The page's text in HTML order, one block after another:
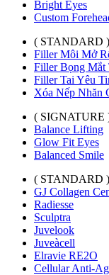
Bright Eyes
Custom
( STANDARD )
Filler Môi Mở
Filler Bọng Mắt
Filler Tai Yêu
Xóa Nếp Nhăn
( SIGNATURE
Balance Lifting
Glow Fit Eyes
Balanced Smile
( STANDARD )
GJ Collagen
Radiesse
Sculptra
Juvelook
Juveàcell
Elravie RE2O
Cellular Anti-